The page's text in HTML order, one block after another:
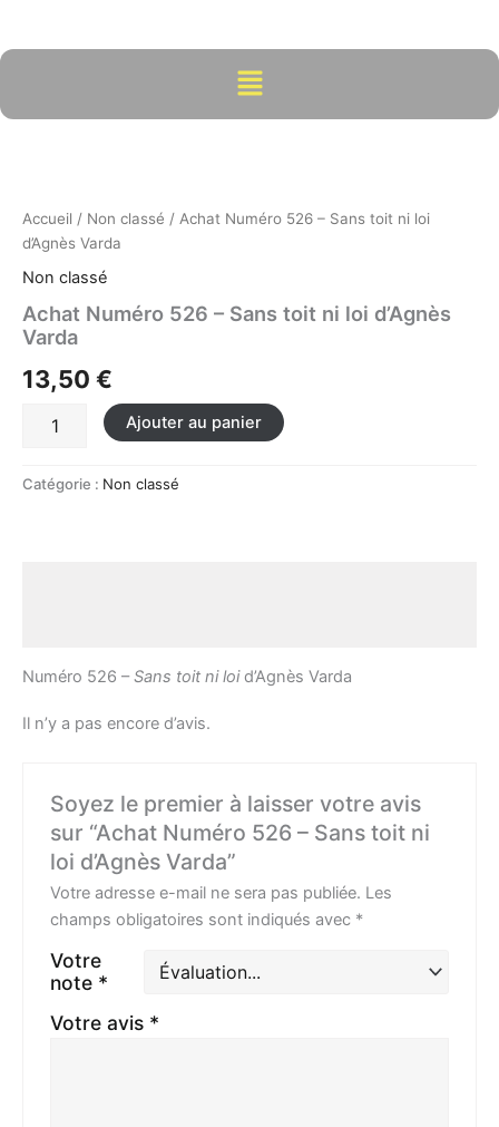
contenu
Menu
Accueil / Non classé / Achat Numéro 526 – Sans toit ni loi
d’Agnès Varda
Non classé
Achat Numéro 526 – Sans toit ni loi d’Agnès
Varda
13,50 €
526
-
toit
ni
loi
Varda
Ajouter au panier
Catégorie : Non classé
Numéro 526 –Sans toit ni loid’Agnès Varda
Il n’y a pas encore d’avis.
Soyez le premier à laisser votre avis
sur “Achat Numéro 526 – Sans toit ni
loi d’Agnès Varda”
Votre adresse e-mail ne sera pas publiée. Les
champs obligatoires sont indiqués avec *
Votre
note *
Votre avis *